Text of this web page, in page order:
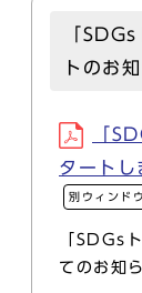
「
トのお
「
タート
別ウィンド
「SDGs
てのお知